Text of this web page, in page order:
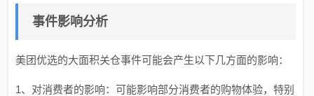
事件影响分析
美团优选的大面积关仓事件可能会产生以下几方面的影响：
1、对消费者的影响：可能影响部分消费者的购物体验，特别